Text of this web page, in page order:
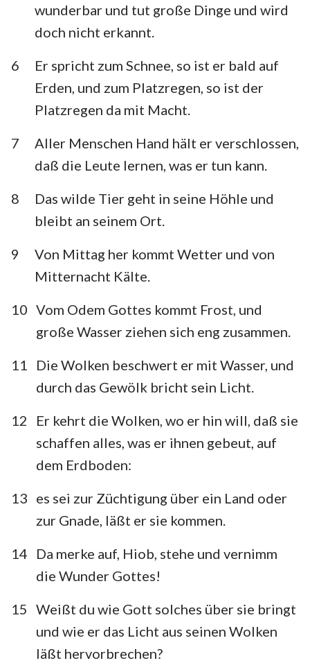
Maleachi
1 2 3 4
8
9 10 11 12 13
14
15
16 17 18 19 20
21
22
23 24 25
wunderbar und tut große Dinge und wird
doch nicht erkannt.
6
Er spricht zum Schnee, so ist er bald auf
Erden, und zum Platzregen, so ist der
Platzregen da mit Macht.
7
Aller Menschen Hand hält er verschlossen,
daß die Leute lernen, was er tun kann.
8
Das wilde Tier geht in seine Höhle und
bleibt an seinem Ort.
9
Von Mittag her kommt Wetter und von
Mitternacht Kälte.
10 Vom Odem Gottes kommt Frost, und
große Wasser ziehen sich eng zusammen.
11
Die Wolken beschwert er mit Wasser, und
durch das Gewölk bricht sein Licht.
12
Er kehrt die Wolken, wo er hin will, daß sie
schaffen alles, was er ihnen gebeut, auf
dem Erdboden:
13 es sei zur Züchtigung über ein Land oder
zur Gnade, läßt er sie kommen.
14
Da merke auf, Hiob, stehe und vernimm
die Wunder Gottes!
15 Weißt du wie Gott solches über sie bringt
und wie er das Licht aus seinen Wolken
läßt hervorbrechen?